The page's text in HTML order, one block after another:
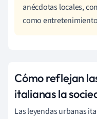
anécdotas locales,
como
Cómo reflejan
italianas la
Las leyendas urbanas